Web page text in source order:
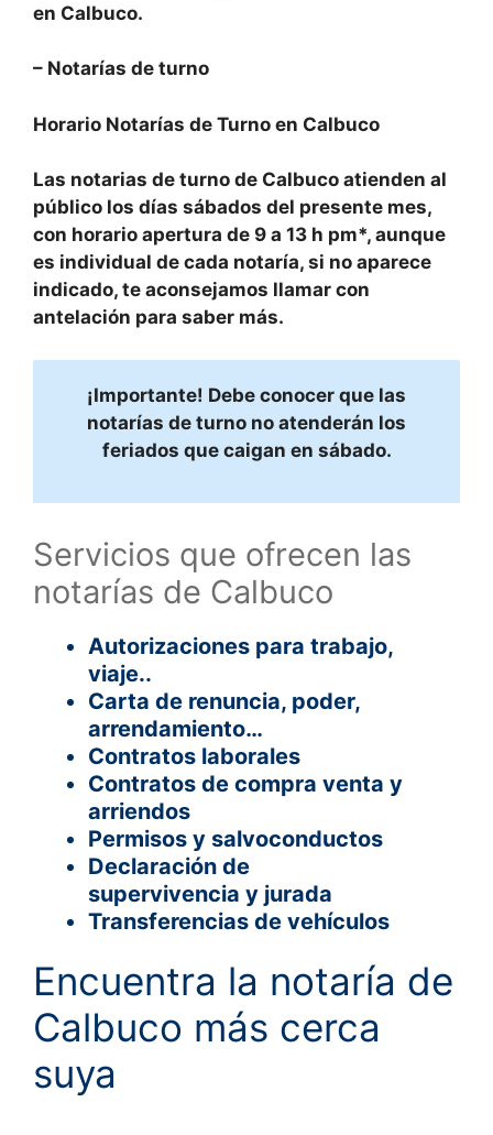
en Calbuco.
– Notarías de turno
Horario Notarías de Turno en Calbuco
Las notarias de turno de Calbuco atienden al
público los días sábados del presente mes,
con horario apertura de 9 a 13 h pm*, aunque
es individual de cada notaría, si no aparece
indicado, te aconsejamos llamar con
antelación para saber más.
¡Importante! Debe conocer que las
notarías de turno no atenderán los
feriados que caigan en sábado.
Servicios que ofrecen las
notarías de Calbuco
Autorizaciones para trabajo,
viaje..
Carta de renuncia, poder,
arrendamiento…
Contratos laborales
Contratos de compra venta y
arriendos
Permisos y salvoconductos
Declaración de
supervivencia y jurada
Transferencias de vehículos
Encuentra la notaría de
Calbuco más cerca
suya